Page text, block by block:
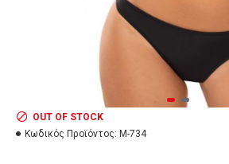
OUT OF STOCK
Κωδικός Προϊόντος: M-734